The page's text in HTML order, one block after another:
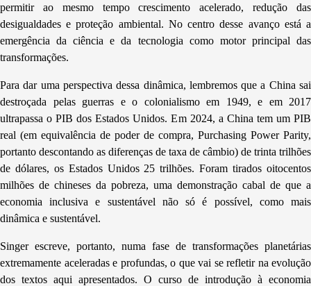
permitir ao mesmo tempo crescimento acelerado, redução das
desigualdades e proteção ambiental. No centro desse avanço está a
emergência da ciência e da tecnologia como motor principal das
transformações.
Para dar uma perspectiva dessa dinâmica, lembremos que a China sai
destroçada pelas guerras e o colonialismo em 1949, e em 2017
ultrapassa o PIB dos Estados Unidos. Em 2024, a China tem um PIB
real (em equivalência de poder de compra, Purchasing Power Parity,
portanto descontando as diferenças de taxa de câmbio) de trinta trilhões
de dólares, os Estados Unidos 25 trilhões. Foram tirados oitocentos
milhões de chineses da pobreza, uma demonstração cabal de que a
economia inclusiva e sustentável não só é possível, como mais
dinâmica e sustentável.
Singer escreve, portanto, numa fase de transformações planetárias
extremamente aceleradas e profundas, o que vai se refletir na evolução
dos textos aqui apresentados. O curso de introdução à economia